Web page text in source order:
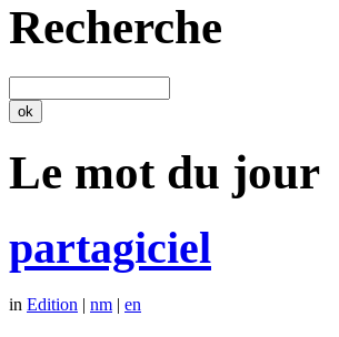
Recherche
Le mot du jour
partagiciel
in Edition | nm | en